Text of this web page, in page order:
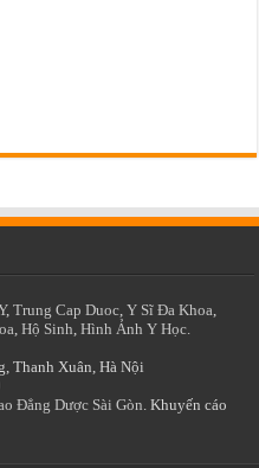
,Trung Cap Duoc,Y Sĩ Đa Khoa,
,Hộ Sinh,Hình Ảnh Y Học.
Thanh Xuân, Hà Nội
Đẳng Dược Sài Gòn. Khuyến cáo